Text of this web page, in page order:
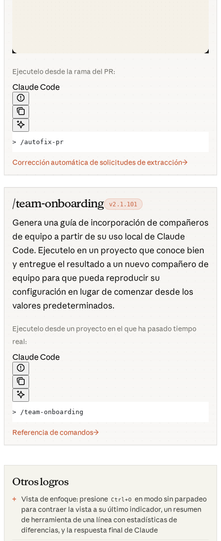
Ejecutelo desde la rama del PR:
Claude Code
> /autofix-pr
Corrección automática de solicitudes de extracción
/team-onboarding v2.1.101
Genera una guía de incorporación de compañeros
de equipo a partir de su uso local de Claude
Code. Ejecutelo en un proyecto que conoce bien
y entregue el resultado a un nuevo compañero de
equipo para que pueda reproducir su
configuración en lugar de comenzar desde los
valores predeterminados.
Ejecutelo desde un proyecto en el que ha pasado tiempo
real:
Claude Code
> /team-onboarding
Referencia de comandos
Otros logros
Vista de enfoque: presione Ctrl+O en modo sin parpadeo
para contraer la vista a su último indicador, un resumen
de herramienta de una línea con estadísticas de
diferencias, y la respuesta final de Claude